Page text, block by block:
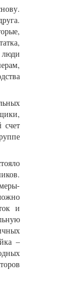
люди
счет
и
–